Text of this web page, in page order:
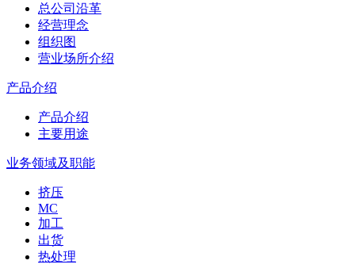
总公司沿革
经营理念
组织图
营业场所介绍
产品介绍
产品介绍
主要用途
业务领域及职能
挤压
MC
加工
出货
热处理